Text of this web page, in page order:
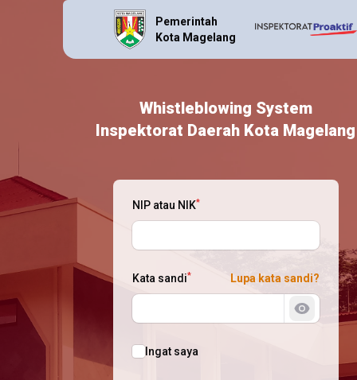
Pemerintah
Kota Magelang
Whistleblowing System
Inspektorat Daerah Kota Magelang
NIP atau NIK*
Kata sandi* Lupa kata sandi?
Ingat saya